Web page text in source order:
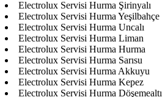
Electrolux Servisi Hurma Şirinyalı
Electrolux Servisi Hurma Yeşilbahçe
Electrolux Servisi Hurma Uncalı
Electrolux Servisi Hurma Liman
Electrolux Servisi Hurma Hurma
Electrolux Servisi Hurma Sarısu
Electrolux Servisi Hurma Akkuyu
Electrolux Servisi Hurma Kepez
Electrolux Servisi Hurma Döşemealtı